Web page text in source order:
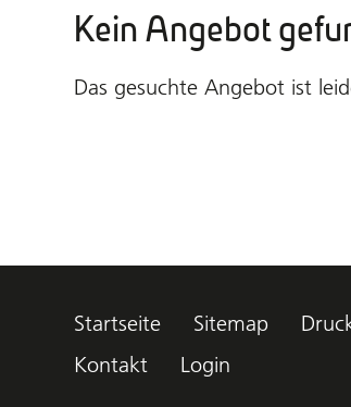
Kein Angebot
Das gesuchte Angebot ist
Startseite Sitemap
Kontakt
Login